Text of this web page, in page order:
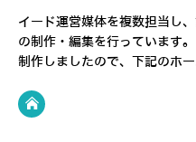
イード運営媒体を複数担当し
の制作・編集を行っています。
制作しましたので、下記のホ